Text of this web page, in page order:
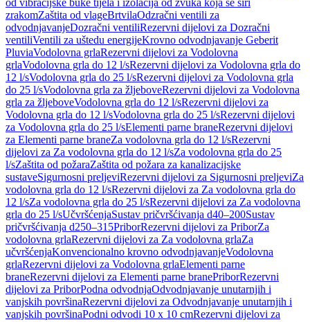
od vibracijske buke tijela i izolacija od zvuka koja se širi
zrakomZaštita od vlageBrtvilaOdzračni ventili za
odvodnjavanjeDozračni ventiliRezervni dijelovi za Dozračni
ventiliVentili za uštedu energijeKrovno odvodnjavanje Geberit
PluviaVodolovna grlaRezervni dijelovi za Vodolovna
grlaVodolovna grla do 12 l/sRezervni dijelovi za Vodolovna grla do
12 l/sVodolovna grla do 25 l/sRezervni dijelovi za Vodolovna grla
do 25 l/sVodolovna grla za žljeboveRezervni dijelovi za Vodolovna
grla za žljeboveVodolovna grla do 12 l/sRezervni dijelovi za
Vodolovna grla do 12 l/sVodolovna grla do 25 l/sRezervni dijelovi
za Vodolovna grla do 25 l/sElementi parne braneRezervni dijelovi
za Elementi parne braneZa vodolovna grla do 12 l/sRezervni
dijelovi za Za vodolovna grla do 12 l/sZa vodolovna grla do 25
l/sZaštita od požaraZaštita od požara za kanalizacijske
sustaveSigurnosni preljeviRezervni dijelovi za Sigurnosni preljeviZa
vodolovna grla do 12 l/sRezervni dijelovi za Za vodolovna grla do
12 l/sZa vodolovna grla do 25 l/sRezervni dijelovi za Za vodolovna
grla do 25 l/sUčvršćenjaSustav pričvršćivanja d40–200Sustav
pričvršćivanja d250–315PriborRezervni dijelovi za PriborZa
vodolovna grlaRezervni dijelovi za Za vodolovna grlaZa
učvršćenjaKonvencionalno krovno odvodnjavanjeVodolovna
grlaRezervni dijelovi za Vodolovna grlaElementi parne
braneRezervni dijelovi za Elementi parne branePriborRezervni
dijelovi za PriborPodna odvodnjaOdvodnjavanje unutarnjih i
vanjskih površinaRezervni dijelovi za Odvodnjavanje unutarnjih i
vanjskih površinaPodni odvodi 10 x 10 cmRezervni dijelovi za